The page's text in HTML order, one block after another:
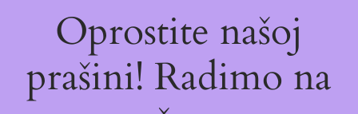
Oprostite našoj
prašini! Radimo na